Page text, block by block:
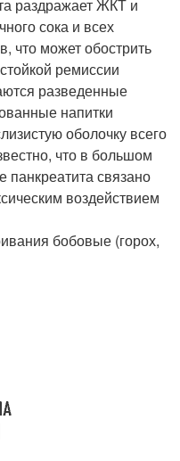
раздражает ЖКТ и
сока и всех
что может обострить
ремиссии
разведенные
напитки
оболочку всего
что в большом
панкреатита связано
воздействием
бобовые (горох,